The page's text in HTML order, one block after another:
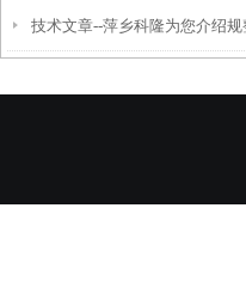
用及优势
技术文章--萍乡科隆为您介绍规